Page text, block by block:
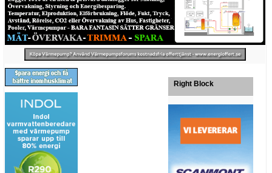
Right Block